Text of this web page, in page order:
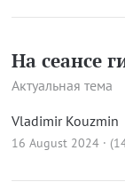
На сеансе
Актуальная тема
Vladimir Kouzmin
16 August 2024 ·